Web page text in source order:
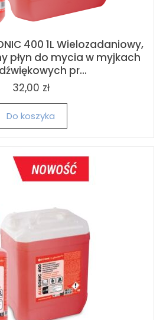
400 1L Wielozadaniowy,
płyn do mycia w myjkach
pr...
32,00 zł
Do koszyka